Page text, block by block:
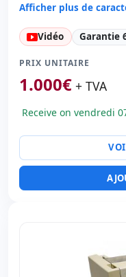
Afficher plus de
Générale
Épingles 9
Copies: Vitesse 10
Format papier:
Consommables:
Vidéo Garantie
PRIX UNITAIRE
1.000€ + TVA
Receive on vendredi